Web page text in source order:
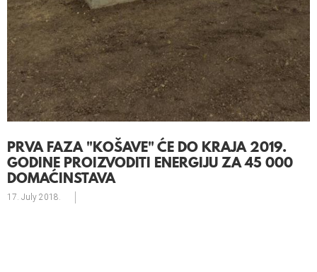
PRVA FAZA "KOŠAVE" ĆE DO KRAJA 2019.
GODINE PROIZVODITI ENERGIJU ZA 45 000
DOMAĆINSTAVA
17. July 2018.